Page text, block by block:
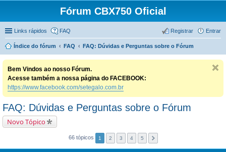
Fórum CBX750 Oficial
Links rápidos FAQ Entrar
Registrar
Índice do fórum FAQ FAQ: Dúvidas e Perguntas sobre o Fórum
Bem Vindos ao nosso Fórum.
Acesse também a nossa página do FACEBOOK:
https://www.facebook.com/setegalo.com.br
FAQ: Dúvidas e Perguntas sobre o Fórum
Novo Tópico
66 tópicos 1 2 3 4 5